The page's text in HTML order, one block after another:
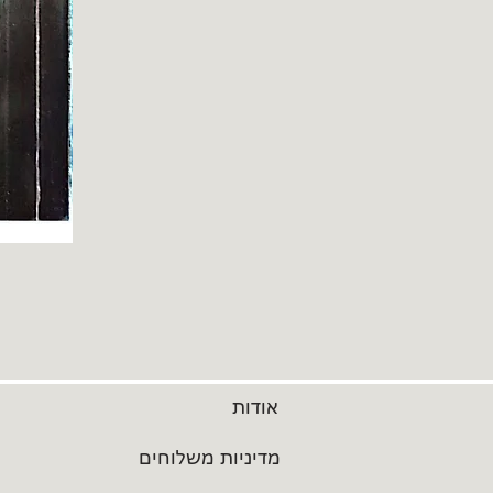
אודות
מדיניות משלוחים